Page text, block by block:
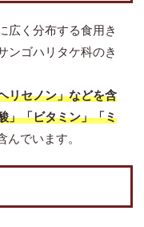
広く分布する食用き
ンゴハリタケ科のき
リセノン」などを含
」「ビタミン」「ミ
んでいます。